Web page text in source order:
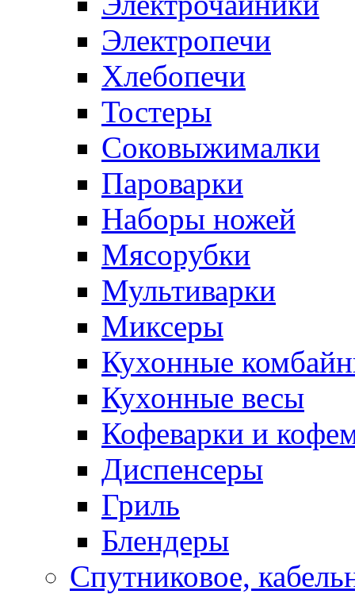
Электропечи
Хлебопечи
Тостеры
Соковыжималки
Пароварки
Наборы ножей
Мясорубки
Мультиварки
Миксеры
Кухонные
Кухонные весы
Кофеварки и
Диспенсеры
Гриль
Блендеры
Спутниковое,